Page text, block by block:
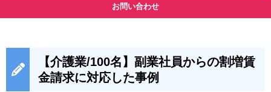
お問い合わせ
【介護業/100名】副業社員からの割増賃
金請求に対応した事例